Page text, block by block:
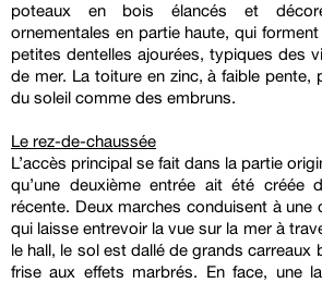
poteaux en bois élancés et
ornementales en partie haute, qui
petites dentelles ajourées, typiques des
de mer. La toiture en zinc, à faible pente,
du soleil comme des embruns.
Le rez-de-chaussée
L’accès principal se fait dans la partie
qu’une deuxième entrée ait été créée
récente. Deux marches conduisent à une
qui laisse entrevoir la vue sur la mer à
le hall, le sol est dallé de grands carreaux
frise aux effets marbrés. En face, une